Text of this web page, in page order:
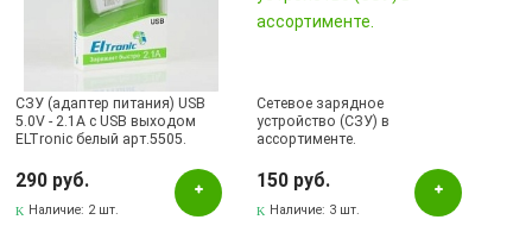
СЗУ (адаптер питания) USB
5.0V - 2.1A с USB выходом
ELTronic белый арт.5505.
290 руб.
Наличие: 2 шт.
Сетевое зарядное
устройство (СЗУ) в
ассортименте.
150 руб.
Наличие: 3 шт.